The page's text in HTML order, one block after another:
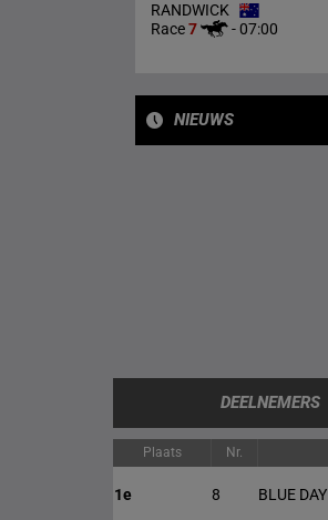
RANDWICK
Race7 -07:00
NIEUWS
DEELNEMERS
Plaats Nr.
1e 8 BLUE DAY